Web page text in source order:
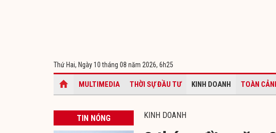
Thứ Hai, Ngày 10 tháng 08 năm 2026, 6h25
MULTIMEDIA THỜI SỰ ĐẦU TƯ KINH DOANH TOÀN
TIN NÓNG KINH DOANH